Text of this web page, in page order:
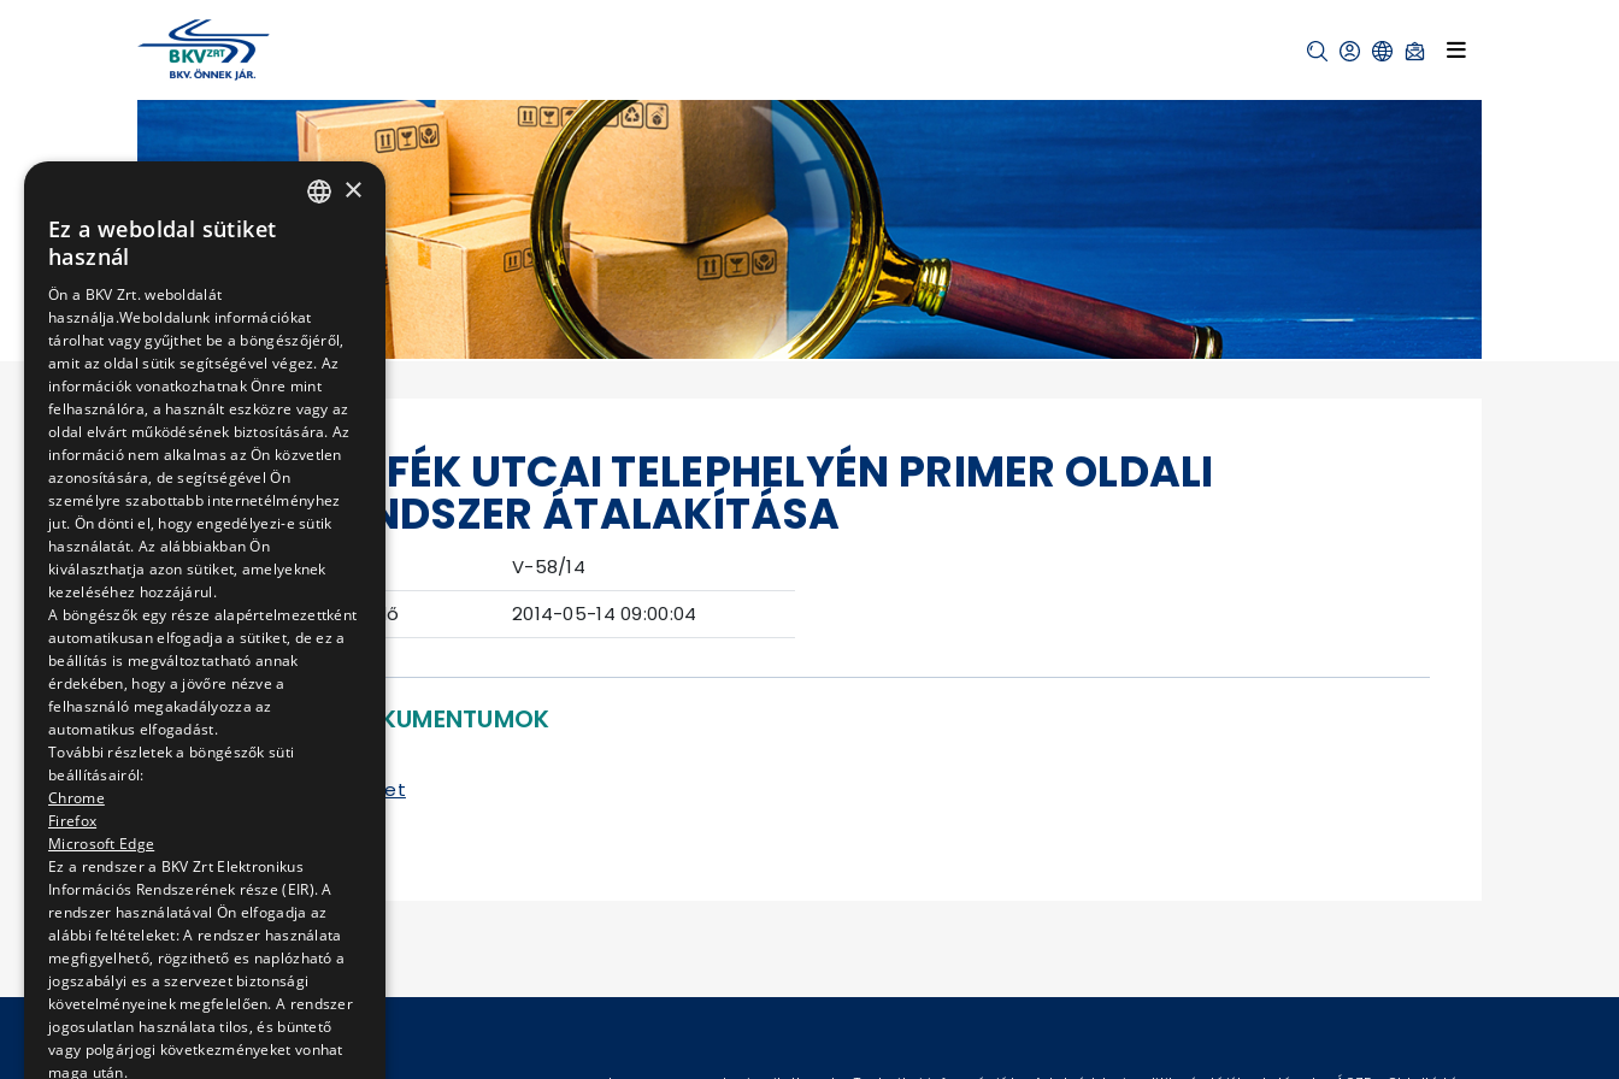
BKV ZRT. FÉK UTCAI TELEPHELYÉN PRIMER OLDALI
FŰTÉSRENDSZER ÁTALAKÍTÁSA
Eljárás száma
V-58/14
Ajánlattételi határidő
2014-05-14 09:00:04
LETÖLTHETŐ DOKUMENTUMOK
Ajánlati felhívás
Szerződéstervezet
×
Ez a weboldal sütiket
használ
Ön a BKV Zrt. weboldalát
használja.Weboldalunk információkat
tárolhat vagy gyűjthet be a böngészőjéről,
amit az oldal sütik segítségével végez. Az
információk vonatkozhatnak Önre mint
felhasználóra, a használt eszközre vagy az
oldal elvárt működésének biztosítására. Az
információ nem alkalmas az Ön közvetlen
azonosítására, de segítségével Ön
személyre szabottabb internetélményhez
jut. Ön dönti el, hogy engedélyezi-e sütik
használatát. Az alábbiakban Ön
kiválaszthatja azon sütiket, amelyeknek
kezeléséhez hozzájárul.
A böngészők egy része alapértelmezettként
automatikusan elfogadja a sütiket, de ez a
beállítás is megváltoztatható annak
érdekében, hogy a jövőre nézve a
felhasználó megakadályozza az
automatikus elfogadást.
További részletek a böngészők süti
beállításairól:
Chrome
Firefox
Microsoft Edge
Ez a rendszer a BKV Zrt Elektronikus
Információs Rendszerének része (EIR). A
rendszer használatával Ön elfogadja az
alábbi feltételeket: A rendszer használata
megfigyelhető, rögzithető es naplózható a
jogszabályi es a szervezet biztonsági
követelményeinek megfelelően. A rendszer
jogosulatlan használata tilos, és büntető
vagy polgárjogi következményeket vonhat
maga után.